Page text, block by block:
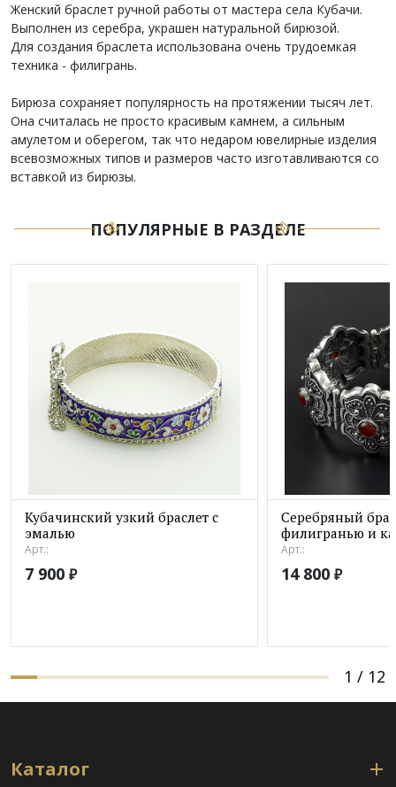
Женский браслет ручной работы от мастера села Кубачи.
Выполнен из серебра, украшен натуральной бирюзой.
Для создания браслета использована очень трудоемкая
техника - филигрань.
Бирюза сохраняет популярность на протяжении тысяч лет.
Она считалась не просто красивым камнем, а сильным
амулетом и оберегом, так что недаром ювелирные изделия
всевозможных типов и размеров часто изготавливаются со
вставкой из бирюзы.
ПОПУЛЯРНЫЕ В РАЗДЕЛЕ
Кубачинский узкий браслет с
эмалью
Арт.:
7 900 ₽
Серебряный
филигранью и
Арт.:
14 800 ₽
1 / 12
Каталог